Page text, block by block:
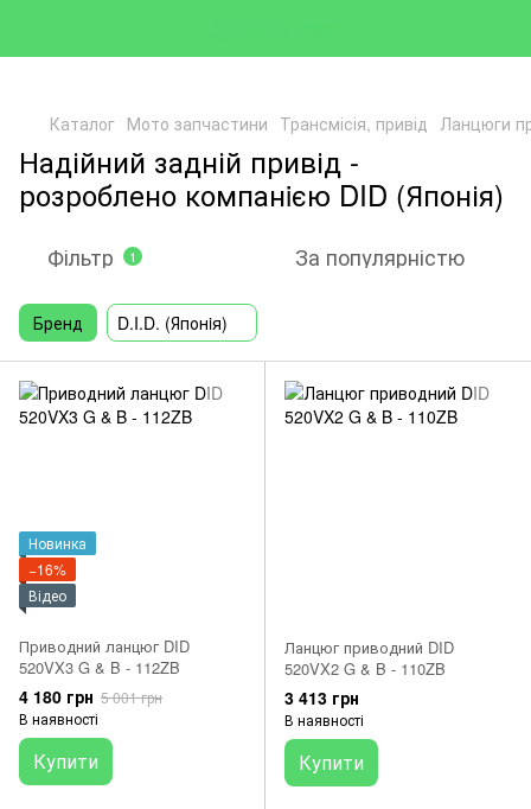
Каталог Мото запчастини Трансмісія, привід Ланцюги
Надійний задній привід -
розроблено компанiєю DID (Японія)
Фільтр 1 За популярністю
Бренд D.I.D. (Японiя)
Новинка
−16%
Відео
Приводний ланцюг DID
520VX3 G & B - 112ZB
4 180 грн 5 001 грн
В наявності
Купити
Ланцюг приводний DID
520VX2 G & B - 110ZB
3 413 грн
В наявності
Купити